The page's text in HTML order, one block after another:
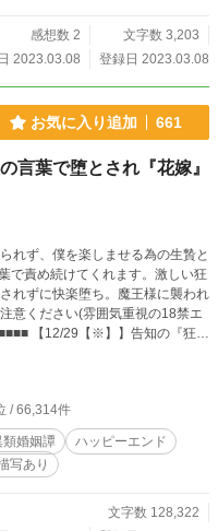
感想数 2
文字数 3,203
2023.03.08
登録日 2023.03.08
お気に入り追加 661
言葉で堕とされ『花嫁』
れず、僕を楽しませる為の生贄と
責め続けてくれます。激しい狂
れずに快楽堕ち。魔王様に襲われ
意ください(雰囲気重視の18禁エ
【12/29【※】】告知の『狂
。作者の作品一覧、もしくは直ア
『社長室のキスで異世界転移パ
ラ総帥に狂愛されて困っていま
軽減させる為、独自の「改行ル
対話体小説』とは、会話形式のみ
る。江戸川乱歩や室生犀星など文
ず、それでいてラノベとしての気
な性表現がありますが、特にAct
/ 66,314件
類婚姻譚
ハッピーエンド
写あり
文字数 128,322